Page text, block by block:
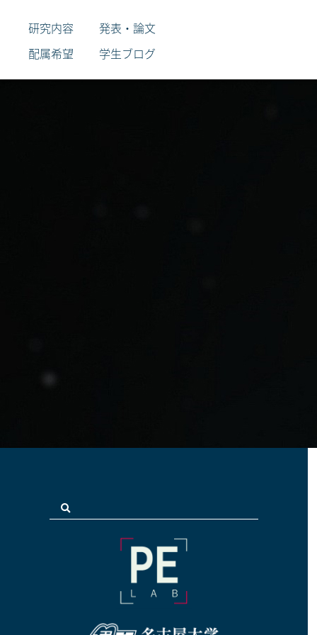
研究内容
発表・論文
配属希望
学生ブログ